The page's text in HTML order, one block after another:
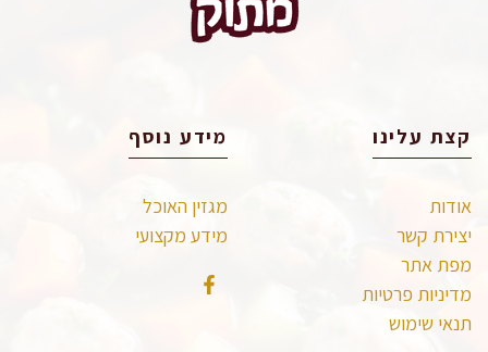
קצת עלינו
אודות
יצירת קשר
מפת אתר
מדיניות פרטיות
תנאי שימוש
מידע נוסף
מגזין האוכל
מידע מקצועי